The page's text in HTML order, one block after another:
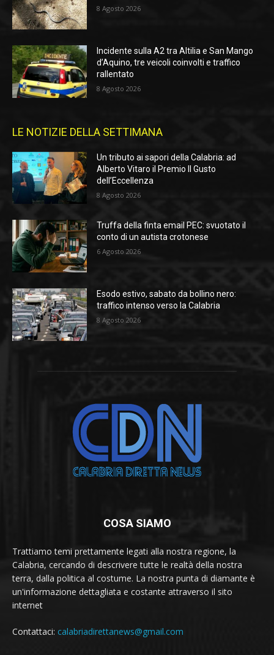
8 Agosto 2026
Incidente sulla A2 tra Altilia e San Mango
d’Aquino, tre veicoli coinvolti e traffico
rallentato
8 Agosto 2026
LE NOTIZIE DELLA SETTIMANA
Un tributo ai sapori della Calabria: ad
Alberto Vitaro il Premio Il Gusto
dell’Eccellenza
8 Agosto 2026
Truffa della finta email PEC: svuotato il
conto di un autista crotonese
6 Agosto 2026
Esodo estivo, sabato da bollino nero:
traffico intenso verso la Calabria
8 Agosto 2026
COSA SIAMO
Trattiamo temi prettamente legati alla nostra regione, la
Calabria, cercando di descrivere tutte le realtà della nostra
terra, dalla politica al costume. La nostra punta di diamante è
un'informazione dettagliata e costante attraverso il sito
internet
Contattaci: calabriadirettanews@gmail.com